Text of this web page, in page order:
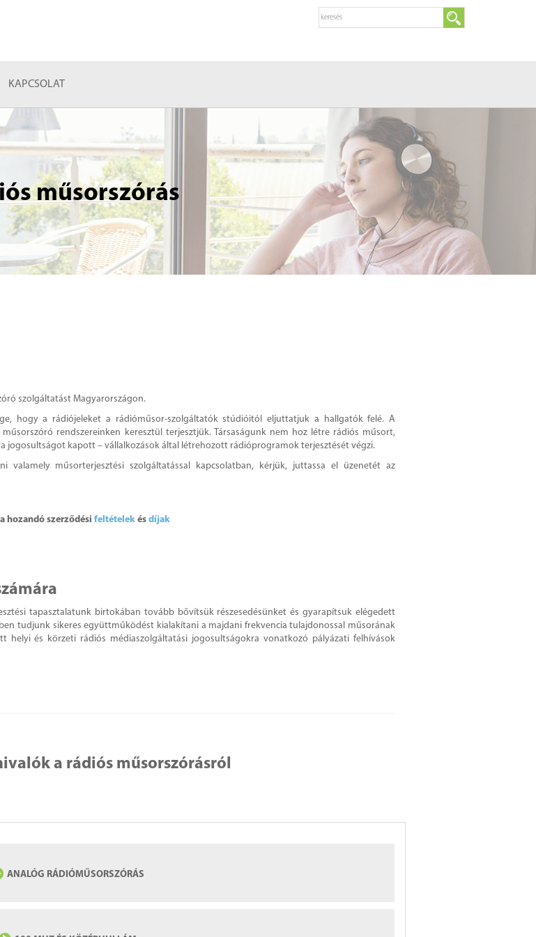
KAPCSOLAT
műsorszórás
szolgáltatást Magyarországon.
hogy a rádiójeleket a rádióműsor-szolgáltatók stúdióitól eljuttatjuk a hallgatók felé. A
rendszereinken keresztül terjesztjük. Társaságunk nem hoz létre rádiós műsort,
jogosultságot kapott – vállalkozások által létrehozott rádióprogramok terjesztését végzi.
valamely műsorterjesztési szolgáltatással kapcsolatban, kérjük, juttassa el üzenetét az
hozandó szerződési feltételek és díjak
tapasztalatunk birtokában tovább bővítsük részesedésünket és gyarapítsuk elégedett
tudjunk sikeres együttműködést kialakítani a majdani frekvencia tulajdonossal műsorának
helyi és körzeti rádiós médiaszolgáltatási jogosultságokra vonatkozó pályázati felhívások
a rádiós műsorszórásról
ANALÓG RÁDIÓMŰSORSZÓRÁS